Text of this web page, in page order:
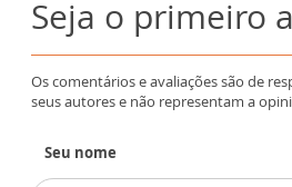
Seja o primeiro
Os comentários e avaliações são de
seus autores e não representam a
Seu nome